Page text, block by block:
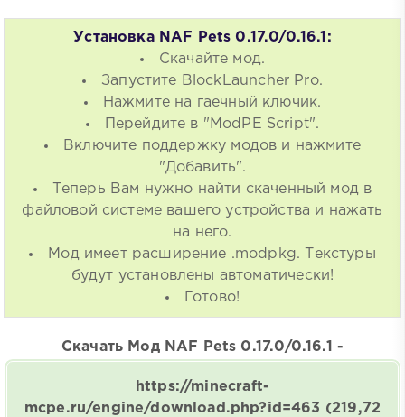
Установка NAF Pets 0.17.0/0.16.1:
Скачайте мод.
Запустите BlockLauncher Pro.
Нажмите на гаечный ключик.
Перейдите в "ModPE Script".
Включите поддержку модов и нажмите
"Добавить".
Теперь Вам нужно найти скаченный мод в
файловой системе вашего устройства и нажать
на него.
Мод имеет расширение .modpkg. Текстуры
будут установлены автоматически!
Готово!
Скачать Мод NAF Pets 0.17.0/0.16.1 -
https://minecraft-
mcpe.ru/engine/download.php?id=463 (219,72